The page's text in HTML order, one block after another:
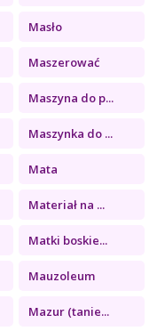
Masło
Maszerować
Maszyna do p...
Maszynka do ...
Mata
Materiał na ...
Matki boskie...
Mauzoleum
Mazur (tanie...